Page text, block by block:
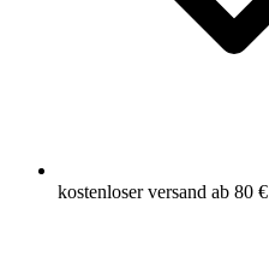
kostenloser versand ab 80 €